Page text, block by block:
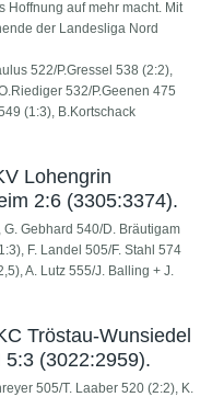
Hoffnung auf mehr macht. Mit
der Landesliga Nord
522/P.Gressel 538 (2:2),
532/P.Geenen 475
(1:3), B.Kortschack
Lohengrin
2:6 (3305:3374).
G. Gebhard 540/D. Bräutigam
F. Landel 505/F. Stahl 574
A. Lutz 555/J. Balling + J.
Tröstau-Wunsiedel
(3022:2959).
505/T. Laaber 520 (2:2), K.